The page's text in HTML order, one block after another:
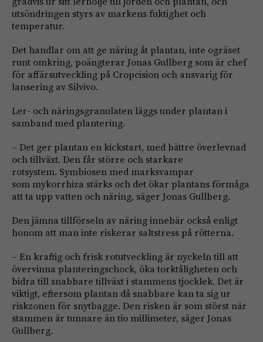
utsöndringen styrs av markens fuktighet och
temperatur.
Det handlar om att ge näring åt plantan, inte ogräset
runt omkring, poängterar Jonas Gullberg som är chef
för affärsutveckling på Cropcision och ansvarig för
lansering av Silvivo.
Ler- och näringsgranulaten läggs under plantan i
samband med plantering.
– Det ger plantan en kickstart, med bättre överlevnad
och tillväxt. Den får större och starkare
rotsystem. Symbiosen med marksvampar
som mykorrhiza stärks och det ökar plantans förmåga
att ta upp vatten och näring, säger Jonas Gullberg.
Den jämna tillförseln av näring innebär också enligt
honom att man inte riskerar saltstress på rötterna.
– En kraftig och frisk rotutveckling är nyckeln till att
övervinna planteringschock, öka torktåligheten och
bidra till snabbare tillväxt i stammens tjocklek. Det är
viktigt, eftersom plantan då snabbare kan ta sig ur
riskzonen för snytbagge. Den risken är som störst när
stammen är tunnare än tio millimeter, säger Jonas
Gullberg.